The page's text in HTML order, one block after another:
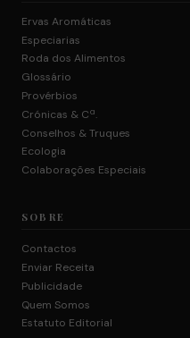
Ervas Aromáticas
Especiarias
Roda dos Alimentos
Glossário
Provérbios
Crónicas & Cª.
Conselhos & Truques
Ecologia
Colaborações Especiais
SOBRE
Contactos
Enviar Receita
Publicidade
Quem Somos
Estatuto Editorial